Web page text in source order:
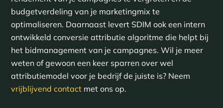
budgetverdeling van je marketingmix te
optimaliseren. Daarnaast levert SDIM ook een intern
ontwikkeld conversie attributie algoritme die helpt bij
het bidmanagement van je campagnes. Wil je meer
weten of gewoon een keer sparren over wel
attributiemodel voor je bedrijf de juiste is? Neem
vrijblijvend contactmet ons op.